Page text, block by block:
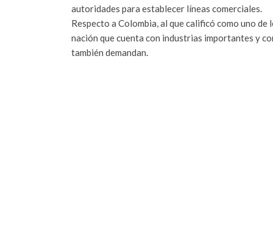
autoridades para establecer líneas comerciales.
Respecto a Colombia, al que calificó como uno
nación que cuenta con industrias importantes y
también demandan.